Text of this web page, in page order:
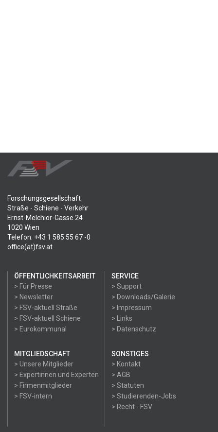
Forschungsgesellschaft
Straße - Schiene - Verkehr
Ernst-Melchior-Gasse 24
1020 Wien
Telefon: +43 1 585 55 67 -0
office(at)fsv.at
ÖFFENTLICHKEITSARBEIT
> Für Presse
> Newsletter
> FSV-aktuell Straße
> FSV-aktuell Schiene
> Eurokommunal
SERVICE
> Support
> Downloads/Galerie
> Impressum
> Links
> Datenschutz
MITGLIEDSCHAFT
> Unsere Mitglieder
> Expertinnen und Experten
> Firmenmitglieder
> FSV-intern
SONSTIGES
> Kontakt
> AGB
> Statuten
> Studierenden-Jobs
> Recht - FSV